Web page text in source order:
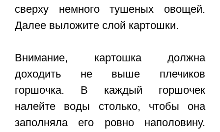
сверху немного тушеных овощей.
Далее выложите слой картошки.
Внимание, картошка должна
доходить не выше плечиков
горшочка. В каждый горшочек
налейте воды столько, чтобы она
заполняла его ровно наполовину.